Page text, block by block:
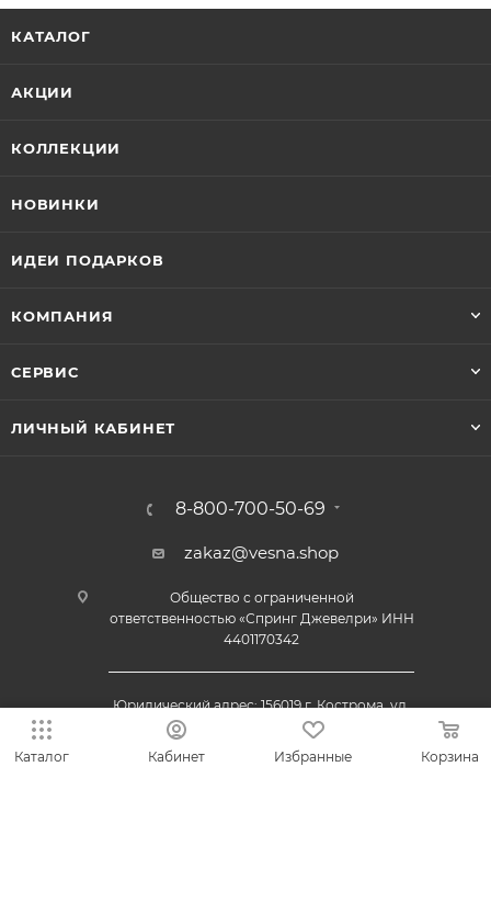
КАТАЛОГ
АКЦИИ
КОЛЛЕКЦИИ
НОВИНКИ
ИДЕИ ПОДАРКОВ
КОМПАНИЯ
СЕРВИС
ЛИЧНЫЙ КАБИНЕТ
8-800-700-50-69
zakaz@vesna.shop
Общество с ограниченной
ответственностью «Спринг Джевелри» ИНН
4401170342
Юридический адрес: 156019 г. Кострома, ул.
Индустриальная, д. 50/2, помещение 9, к. 19.
Каталог
Кабинет Избранные Корзина